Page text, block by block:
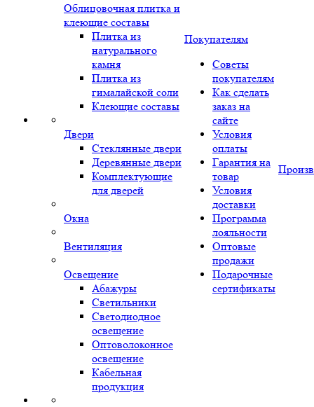
Облицовочная плитка и
клеющие составы
Плитка из
натурального
камня
Плитка из
гималайской соли
Клеющие составы
Двери
Стеклянные двери
Деревянные двери
Комплектующие
для дверей
Окна
Вентиляция
Освещение
Абажуры
Светильники
Светодиодное
освещение
Оптоволоконное
освещение
Кабельная
продукция
Покупателям
Советы
покупателям
Как сделать
заказ на
сайте
Условия
оплаты
Гарантия на
товар
Условия
доставки
Программа
лояльности
Оптовые
продажи
Подарочные
сертификаты